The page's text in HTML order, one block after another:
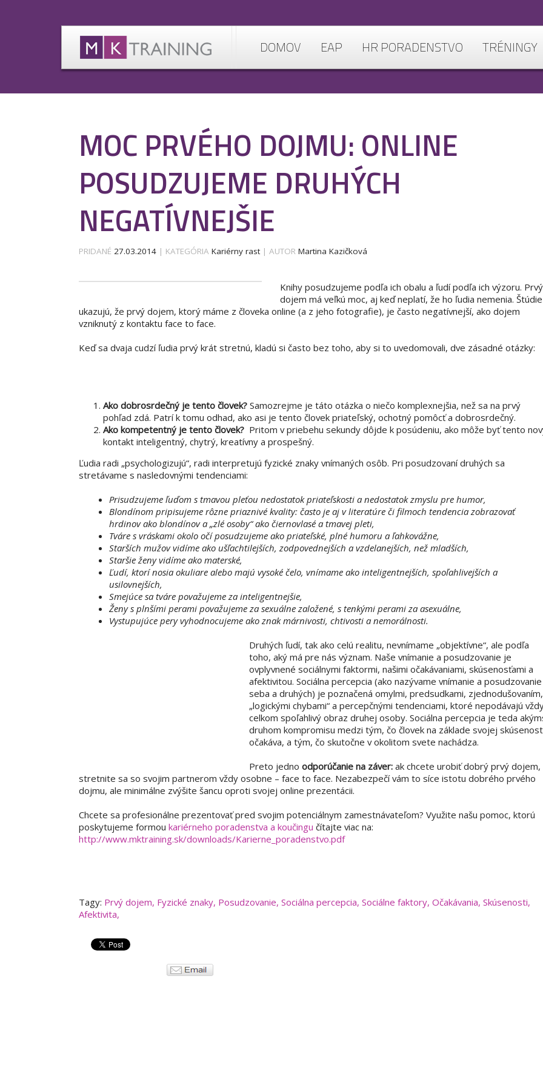
DOMOV EAP HR PORADENSTVO TRÉNINGY
MOC PRVÉHO DOJMU: ONLINE
POSUDZUJEME DRUHÝCH
NEGATÍVNEJŠIE
PRIDANÉ 27.03.2014 | KATEGÓRIA Kariérny rast | AUTOR Martina Kazičková
Knihy posudzujeme podľa ich obalu a ľudí podľa ich výzoru. Prvý
dojem má veľkú moc, aj keď neplatí, že ho ľudia nemenia. Štúdie
ukazujú, že prvý dojem, ktorý máme z človeka online (a z jeho fotografie), je často negatívnejší, ako dojem
vzniknutý z kontaktu face to face.
Keď sa dvaja cudzí ľudia prvý krát stretnú, kladú si často bez toho, aby si to uvedomovali, dve zásadné otázky:
Ako dobrosrdečný je tento človek?Samozrejme je táto otázka o niečo komplexnejšia, než sa na prvý
pohľad zdá. Patrí k tomu odhad, ako asi je tento človek priateľský, ochotný pomôcť a dobrosrdečný.
Ako kompetentný je tento človek?Pritom v priebehu sekundy dôjde k posúdeniu, ako môže byť tento
kontakt inteligentný, chytrý, kreatívny a prospešný.
Ľudia radi „psychologizujú“, radi interpretujú fyzické znaky vnímaných osôb. Pri posudzovaní druhých sa
stretávame s nasledovnými tendenciami:
Prisudzujeme ľuďom s tmavou pleťou nedostatok priateľskosti a nedostatok zmyslu pre humor,
Blondínom pripisujeme rôzne priaznivé kvality: často je aj v literatúre či filmoch tendencia zobrazovať
hrdinov ako blondínov a „zlé osoby“ ako čiernovlasé a tmavej pleti,
Tváre s vráskami okolo očí posudzujeme ako priateľské, plné humoru a ľahkovážne,
Starších mužov vidíme ako ušľachtilejších, zodpovednejších a vzdelanejších, než mladších,
Staršie ženy vidíme ako materské,
Ľudí, ktorí nosia okuliare alebo majú vysoké čelo, vnímame ako inteligentnejších, spoľahlivejších a
usilovnejších,
Smejúce sa tváre považujeme za inteligentnejšie,
Ženy s plnšími perami považujeme za sexuálne založené, s tenkými perami za asexuálne,
Vystupujúce pery vyhodnocujeme ako znak márnivosti, chtivosti a nemorálnosti.
Druhých ľudí, tak ako celú realitu, nevnímame „objektívne“, ale podľa
toho, aký má pre nás význam. Naše vnímanie a posudzovanie je
ovplyvnené sociálnymi faktormi, našimi očakávaniami, skúsenosťami a
afektivitou. Sociálna percepcia (ako nazývame vnímanie a posudzovanie
seba a druhých) je poznačená omylmi, predsudkami, zjednodušovaním,
„logickými chybami“ a percepčnými tendenciami, ktoré nepodávajú
celkom spoľahlivý obraz druhej osoby. Sociálna percepcia je teda
druhom kompromisu medzi tým, čo človek na základe svojej
očakáva, a tým, čo skutočne v okolitom svete nachádza.
Preto jedno odporúčanie na záver:ak chcete urobiť dobrý prvý dojem,
stretnite sa so svojim partnerom vždy osobne – face to face. Nezabezpečí vám to síce istotu dobrého prvého
dojmu, ale minimálne zvýšite šancu oproti svojej online prezentácii.
Chcete sa profesionálne prezentovať pred svojim potenciálnym zamestnávateľom? Využite našu pomoc, ktorú
poskytujeme formou kariérneho poradenstva a koučingu čítajte viac na:
http://www.mktraining.sk/downloads/Karierne_poradenstvo.pdf
Tagy: Prvý dojem, Fyzické znaky, Posudzovanie, Sociálna percepcia, Sociálne faktory, Očakávania, Skúsenosti,
Afektivita,